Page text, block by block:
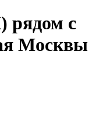
рядом с
Москвы